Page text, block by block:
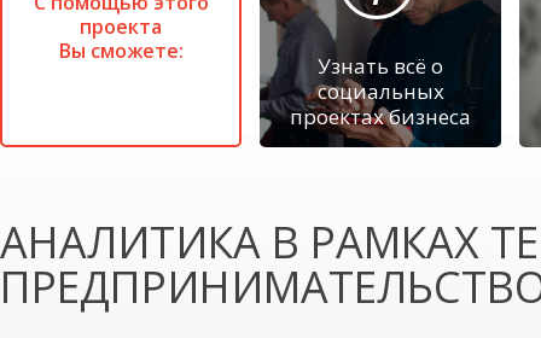
проекта
Вы сможете:
Узнать всё о
социальных
проектах бизнеса
АНАЛИТИКА В РАМКАХ